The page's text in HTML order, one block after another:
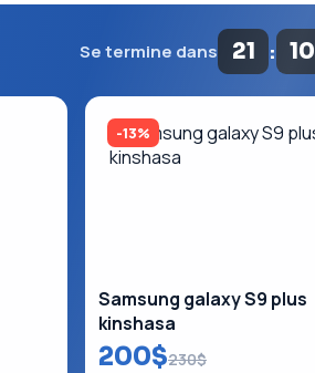
Se termine dans 21 10
-13%
Samsung galaxy S9 plus
kinshasa
200$230$